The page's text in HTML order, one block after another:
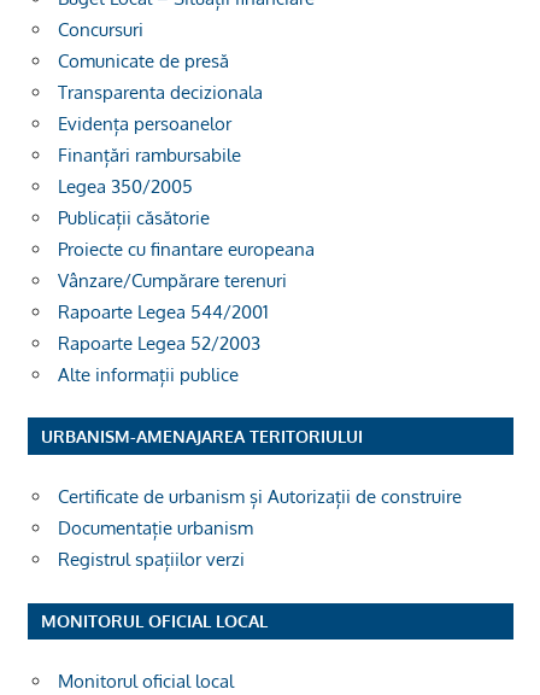
Concursuri
Comunicate de presă
Transparenta decizionala
Evidența persoanelor
Finanțări rambursabile
Legea 350/2005
Publicații căsătorie
Proiecte cu finantare europeana
Vânzare/Cumpărare terenuri
Rapoarte Legea 544/2001
Rapoarte Legea 52/2003
Alte informații publice
URBANISM-AMENAJAREA TERITORIULUI
Certificate de urbanism și Autorizații de construire
Documentație urbanism
Registrul spațiilor verzi
MONITORUL OFICIAL LOCAL
Monitorul oficial local